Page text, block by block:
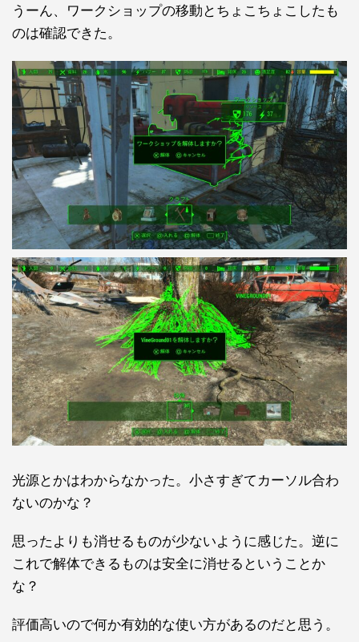
うーん、ワークショップの移動とちょこちょこしたも
のは確認できた。
光源とかはわからなかった。小さすぎてカーソル合わ
ないのかな？
思ったよりも消せるものが少ないように感じた。逆に
これで解体できるものは安全に消せるということか
な？
評価高いので何か有効的な使い方があるのだと思う。